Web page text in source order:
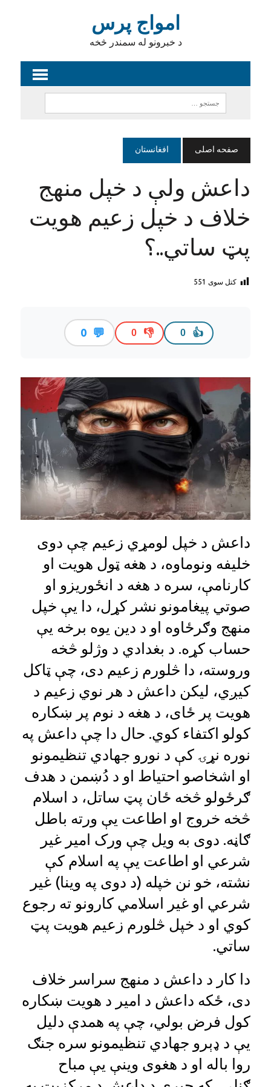
امواج پرس
د خبرونو له سمندر څخه
صفحه اصلی افغانستان
داعش ولې د خپل منهج
خلاف د خپل زعيم هويت
پټ ساتي..؟
کتل سوی 551
👍
0
👎
0
💬
0
داعش د خپل لومړي زعيم چې دوی
خليفه ونوماوه، د هغه ټول هويت او
کارنامې، سره د هغه د انځوريزو او
صوتي پيغامونو نشر کړل، دا یې خپل
منهج وګرځاوه او د دين يوه برخه یې
حساب کړه. د بغدادي د وژلو څخه
وروسته، دا څلورم زعيم دی، چې ټاکل
کيږي، ليکن داعش د هر نوي زعيم د
هويت پر ځای، د هغه د نوم پر ښکاره
کولو اکتفاء کوي. حال دا چې داعش په
نوره نړۍ کې د نورو جهادي تنظیمونو
او اشخاصو احتياط او د دُښمن د هدف
ګرځولو څخه ځان پټ ساتل، د اسلام
څخه خروج او اطاعت یې ورته باطل
ګاڼه. دوی به ویل چې ورک امير غير
شرعي او اطاعت یې په اسلام کې
نشته، خو نن خپله (د دوی په وينا) غير
شرعي او غير اسلامي کارونو ته رجوع
کوي او د خپل څلورم زعيم هويت پټ
ساتي.
دا کار د داعش د منهج سراسر خلاف
دی، ځکه داعش د امير د هويت ښکاره
کول فرض بولي، چې په همدې دليل
یې د ډېرو جهادي تنظيمونو سره جنګ
روا باله او د هغوی وينې یې مباح